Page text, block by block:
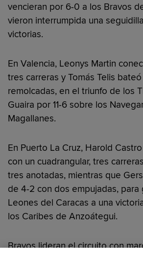
vencieran por 6-0 a los Bravos
vieron interrumpida una
victorias.
En Valencia, Leonys Martin
tres carreras y Tomás Telis
remolcadas, en el triunfo de los
Guaira por 11-6 sobre los
Magallanes.
En Puerto La Cruz, Harold
con un cuadrangular, tres
tres anotadas, mientras que
de 4-2 con dos empujadas, para
Leones del Caracas a una
los Caribes de Anzoátegui.
Bravos lideran el circuito con